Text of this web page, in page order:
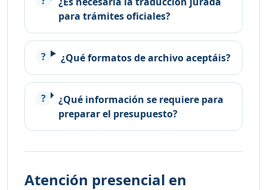
para trámites oficiales?
¿Qué formatos de archivo aceptáis?
¿Qué información se requiere para
preparar el presupuesto?
Atención presencial en